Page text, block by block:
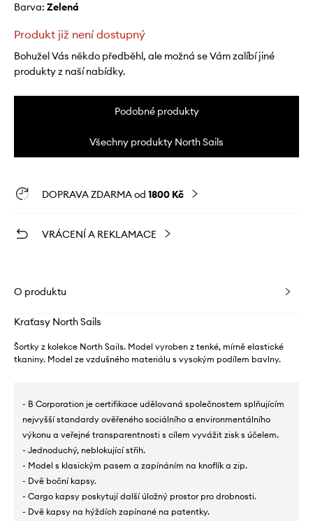
Barva: zelená
Produkt již není dostupný
Bohužel Vás někdo předběhl, ale možná se Vám zalíbí jiné
produkty z naší nabídky.
Podobné produkty
Všechny produkty North Sails
DOPRAVA ZDARMA od 1800 Kč
VRÁCENÍ A REKLAMACE
O produktu
Kraťasy North Sails
Šortky z kolekce North Sails. Model vyroben z tenké, mírně elastické
tkaniny. Model ze vzdušného materiálu s vysokým podílem bavlny.
- B Corporation je certifikace udělovaná společnostem splňujícím
nejvyšší standardy ověřeného sociálního a environmentálního
výkonu a veřejné transparentnosti s cílem vyvážit zisk s účelem.
- Jednoduchý, neblokující střih.
- Model s klasickým pasem a zapínáním na knoflík a zip.
- Dvě boční kapsy.
- Cargo kapsy poskytují další úložný prostor pro drobnosti.
- Dvě kapsy na hýždích zapínané na patentky.